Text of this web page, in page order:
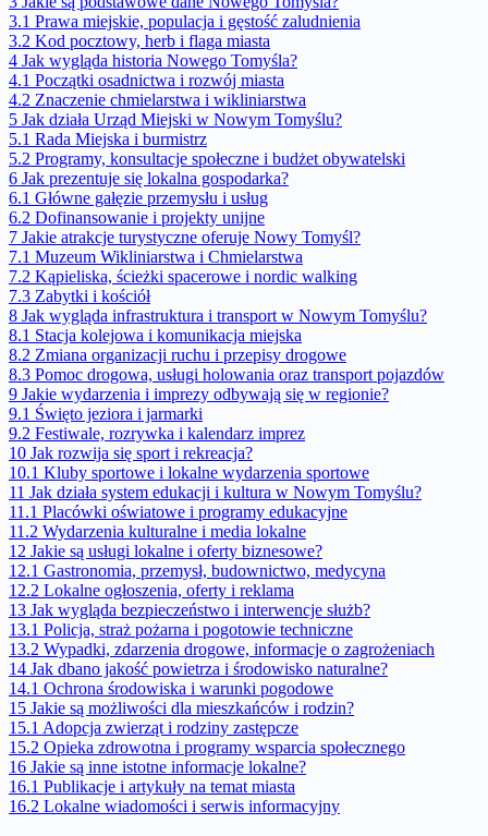
3.1 Prawa miejskie, populacja i gęstość zaludnienia
3.2 Kod pocztowy, herb i flaga miasta
4 Jak wygląda historia Nowego Tomyśla?
4.1 Początki osadnictwa i rozwój miasta
4.2 Znaczenie chmielarstwa i wikliniarstwa
5 Jak działa Urząd Miejski w Nowym Tomyślu?
5.1 Rada Miejska i burmistrz
5.2 Programy, konsultacje społeczne i budżet obywatelski
6 Jak prezentuje się lokalna gospodarka?
6.1 Główne gałęzie przemysłu i usług
6.2 Dofinansowanie i projekty unijne
7 Jakie atrakcje turystyczne oferuje Nowy Tomyśl?
7.1 Muzeum Wikliniarstwa i Chmielarstwa
7.2 Kąpieliska, ścieżki spacerowe i nordic walking
7.3 Zabytki i kościół
8 Jak wygląda infrastruktura i transport w Nowym Tomyślu?
8.1 Stacja kolejowa i komunikacja miejska
8.2 Zmiana organizacji ruchu i przepisy drogowe
8.3 Pomoc drogowa, usługi holowania oraz transport pojazdów
9 Jakie wydarzenia i imprezy odbywają się w regionie?
9.1 Święto jeziora i jarmarki
9.2 Festiwale, rozrywka i kalendarz imprez
10 Jak rozwija się sport i rekreacja?
10.1 Kluby sportowe i lokalne wydarzenia sportowe
11 Jak działa system edukacji i kultura w Nowym Tomyślu?
11.1 Placówki oświatowe i programy edukacyjne
11.2 Wydarzenia kulturalne i media lokalne
12 Jakie są usługi lokalne i oferty biznesowe?
12.1 Gastronomia, przemysł, budownictwo, medycyna
12.2 Lokalne ogłoszenia, oferty i reklama
13 Jak wygląda bezpieczeństwo i interwencje służb?
13.1 Policja, straż pożarna i pogotowie techniczne
13.2 Wypadki, zdarzenia drogowe, informacje o zagrożeniach
14 Jak dbano jakość powietrza i środowisko naturalne?
14.1 Ochrona środowiska i warunki pogodowe
15 Jakie są możliwości dla mieszkańców i rodzin?
15.1 Adopcja zwierząt i rodziny zastępcze
15.2 Opieka zdrowotna i programy wsparcia społecznego
16 Jakie są inne istotne informacje lokalne?
16.1 Publikacje i artykuły na temat miasta
16.2 Lokalne wiadomości i serwis informacyjny